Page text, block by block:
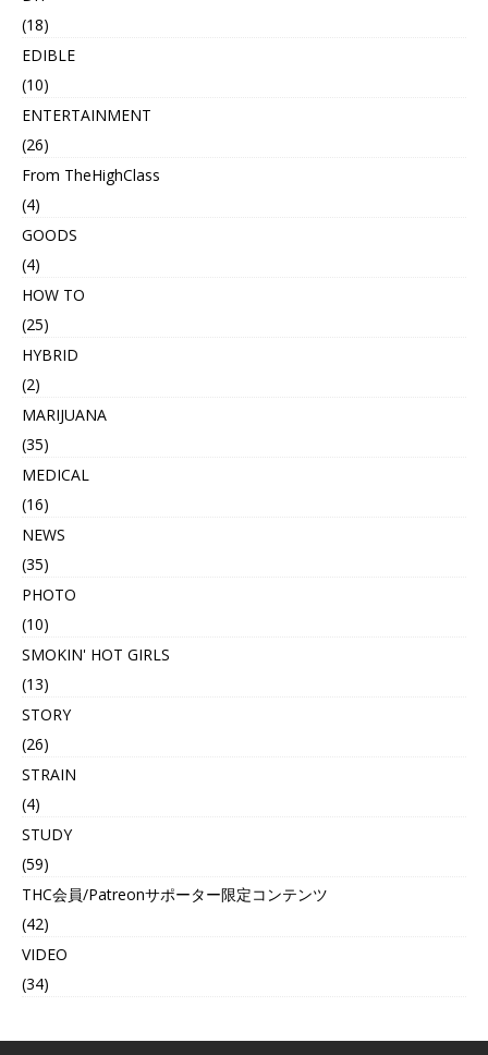
(18)
EDIBLE
(10)
ENTERTAINMENT
(26)
From TheHighClass
(4)
GOODS
(4)
HOW TO
(25)
HYBRID
(2)
MARIJUANA
(35)
MEDICAL
(16)
NEWS
(35)
PHOTO
(10)
SMOKIN' HOT GIRLS
(13)
STORY
(26)
STRAIN
(4)
STUDY
(59)
THC会員/Patreonサポーター限定コンテンツ
(42)
VIDEO
(34)